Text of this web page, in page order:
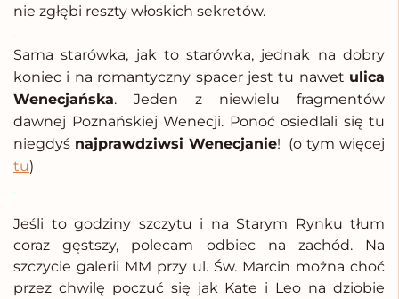
nie zgłębi reszty włoskich sekretów.
.
Sama starówka, jak to starówka, jednak na dobry
koniec i na romantyczny spacer jest tu nawet ulica
Wenecjańska. Jeden z niewielu fragmentów
dawnej Poznańskiej Wenecji. Ponoć osiedlali się tu
niegdyś najprawdziwsi Wenecjanie! (o tym więcej
tu)
.
Jeśli to godziny szczytu i na Starym Rynku tłum
coraz gęstszy, polecam odbiec na zachód. Na
szczycie galerii MM przy ul. Św. Marcin można choć
przez chwilę poczuć się jak Kate i Leo na dziobie